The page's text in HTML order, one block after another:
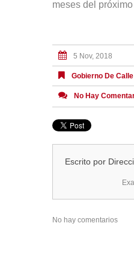
meses del
5 Nov, 2018
Gobierno De Calle
No Hay
Escrito por
No hay comentarios